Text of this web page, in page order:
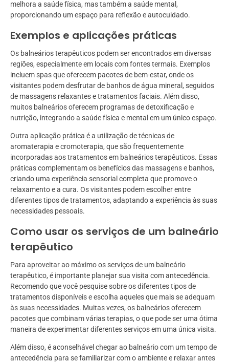
melhora a saúde física, mas também a saúde mental,
proporcionando um espaço para reflexão e autocuidado.
Exemplos e aplicações práticas
Os balneários terapêuticos podem ser encontrados em diversas
regiões, especialmente em locais com fontes termais. Exemplos
incluem spas que oferecem pacotes de bem-estar, onde os
visitantes podem desfrutar de banhos de água mineral, seguidos
de massagens relaxantes e tratamentos faciais. Além disso,
muitos balneários oferecem programas de detoxificação e
nutrição, integrando a saúde física e mental em um único espaço.
Outra aplicação prática é a utilização de técnicas de
aromaterapia e cromoterapia, que são frequentemente
incorporadas aos tratamentos em balneários terapêuticos. Essas
práticas complementam os benefícios das massagens e banhos,
criando uma experiência sensorial completa que promove o
relaxamento e a cura. Os visitantes podem escolher entre
diferentes tipos de tratamentos, adaptando a experiência às suas
necessidades pessoais.
Como usar os serviços de um balneário
terapêutico
Para aproveitar ao máximo os serviços de um balneário
terapêutico, é importante planejar sua visita com antecedência.
Recomendo que você pesquise sobre os diferentes tipos de
tratamentos disponíveis e escolha aqueles que mais se adequam
às suas necessidades. Muitas vezes, os balneários oferecem
pacotes que combinam várias terapias, o que pode ser uma ótima
maneira de experimentar diferentes serviços em uma única visita.
Além disso, é aconselhável chegar ao balneário com um tempo de
antecedência para se familiarizar com o ambiente e relaxar antes